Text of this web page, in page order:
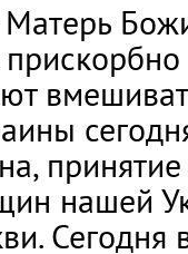
нашей
Сегодня